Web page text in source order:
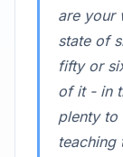
are your
state of
fifty or
of it - in
plenty to
teaching